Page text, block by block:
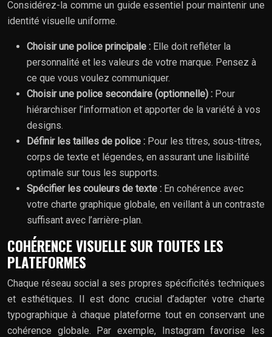
Considérez-la comme un guide essentiel pour maintenir une
identité visuelle uniforme.
Choisir une police principale : Elle doit refléter la
personnalité et les valeurs de votre marque. Pensez à
ce que vous voulez communiquer.
Choisir une police secondaire (optionnelle) : Pour
hiérarchiser l’information et apporter de la variété à vos
designs.
Définir les tailles de police : Pour les titres, sous-titres,
corps de texte et légendes, en assurant une lisibilité
optimale sur tous les supports.
Spécifier les couleurs de texte : En cohérence avec
votre charte graphique globale, en veillant à un contraste
suffisant avec l’arrière-plan.
COHÉRENCE VISUELLE SUR TOUTES LES
PLATEFORMES
Chaque réseau social a ses propres spécificités techniques
et esthétiques. Il est donc crucial d’adapter votre charte
typographique à chaque plateforme tout en conservant une
cohérence globale. Par exemple, Instagram favorise les